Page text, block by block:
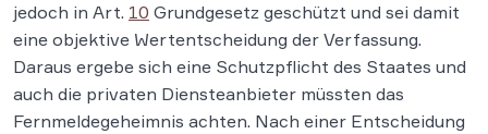
jedoch in Art. 10 Grundgesetz geschützt und sei damit
eine objektive Wertentscheidung der Verfassung.
Daraus ergebe sich eine Schutzpflicht des Staates und
auch die privaten Diensteanbieter müssten das
Fernmeldegeheimnis achten. Nach einer Entscheidung